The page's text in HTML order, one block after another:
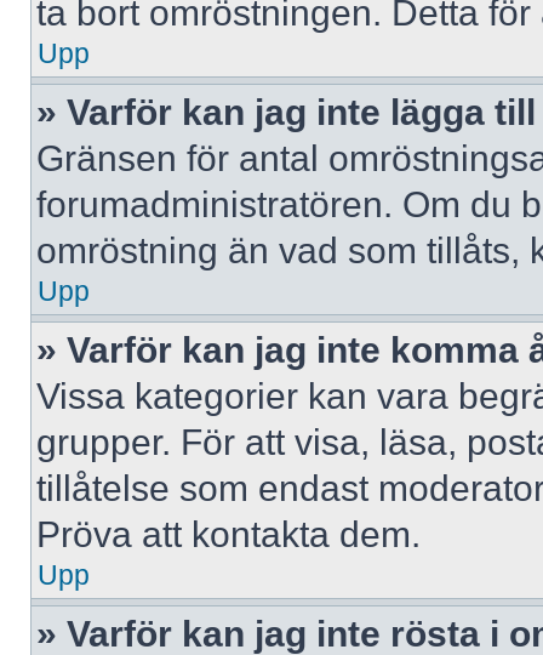
ta bort omröstningen. Detta
Upp
» Varför kan jag inte lägga
Gränsen för antal
forumadministratören. Om du
omröstning än vad som tillåts,
Upp
» Varför kan jag inte komma
Vissa kategorier kan vara
grupper. För att visa, läsa,
tillåtelse som endast
Pröva att kontakta dem.
Upp
» Varför kan jag inte rösta i